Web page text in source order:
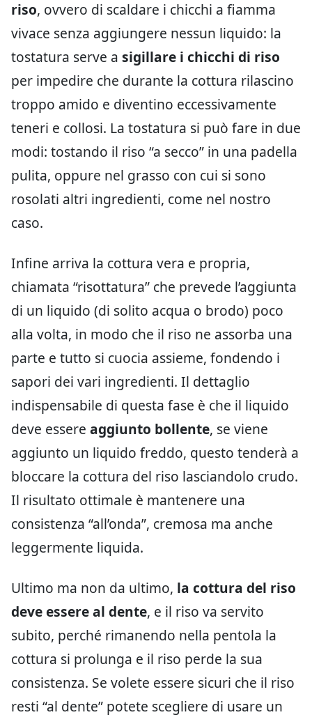
riso, ovvero di scaldare i chicchi a fiamma
vivace senza aggiungere nessun liquido: la
tostatura serve a sigillare i chicchi di riso
per impedire che durante la cottura rilascino
troppo amido e diventino eccessivamente
teneri e collosi. La tostatura si può fare in due
modi: tostando il riso “a secco” in una padella
pulita, oppure nel grasso con cui si sono
rosolati altri ingredienti, come nel nostro
caso.
Infine arriva la cottura vera e propria,
chiamata “risottatura” che prevede l’aggiunta
di un liquido (di solito acqua o brodo) poco
alla volta, in modo che il riso ne assorba una
parte e tutto si cuocia assieme, fondendo i
sapori dei vari ingredienti. Il dettaglio
indispensabile di questa fase è che il liquido
deve essere aggiunto bollente, se viene
aggiunto un liquido freddo, questo tenderà a
bloccare la cottura del riso lasciandolo crudo.
Il risultato ottimale è mantenere una
consistenza “all’onda”, cremosa ma anche
leggermente liquida.
Ultimo ma non da ultimo, la cottura del riso
deve essere al dente, e il riso va servito
subito, perché rimanendo nella pentola la
cottura si prolunga e il riso perde la sua
consistenza. Se volete essere sicuri che il riso
resti “al dente” potete scegliere di usare un